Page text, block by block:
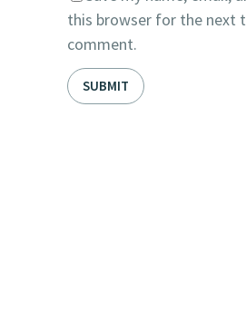
this browser for the next
comment.